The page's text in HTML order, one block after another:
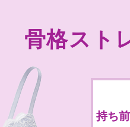
骨格スト
持ち